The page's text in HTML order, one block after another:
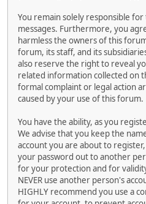
You remain solely responsible
messages. Furthermore, you
harmless the owners of this
forum, its staff, and its
also reserve the right to reveal
related information collected on
formal complaint or legal action
caused by your use of this forum.
You have the ability, as you
We advise that you keep the
account you are about to
your password out to another
for your protection and for
NEVER use another person's
HIGHLY recommend you use a